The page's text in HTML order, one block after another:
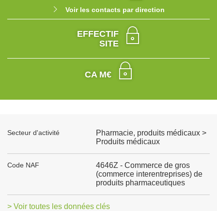
Voir les contacts par direction
EFFECTIF
SITE
CA M€
Secteur d'activité
Pharmacie, produits médicaux >
Produits médicaux
Code NAF
4646Z - Commerce de gros
(commerce interentreprises) de
produits pharmaceutiques
> Voir toutes les données clés